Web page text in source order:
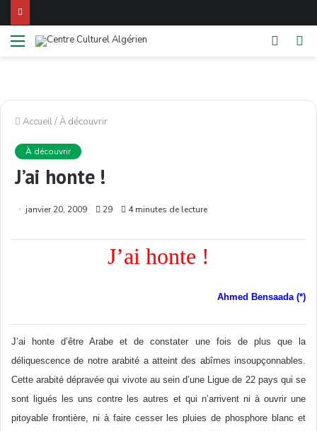
Menu
Switch
Accueil/À découvrir
À découvrir
J’ai honte !
janvier 20, 2009 29 4 minutes de lecture
J’ai honte !
Ahmed Bensaada (*)
J’ai honte d’être Arabe et de constater une fois de plus que la
déliquescence de notre arabité a atteint des abîmes insoupçonnables.
Cette arabité dépravée qui vivote au sein d’une Ligue de 22 pays qui se
sont ligués les uns contre les autres et qui n’arrivent ni à ouvrir une
pitoyable frontière, ni à faire cesser les pluies de phosphore blanc et